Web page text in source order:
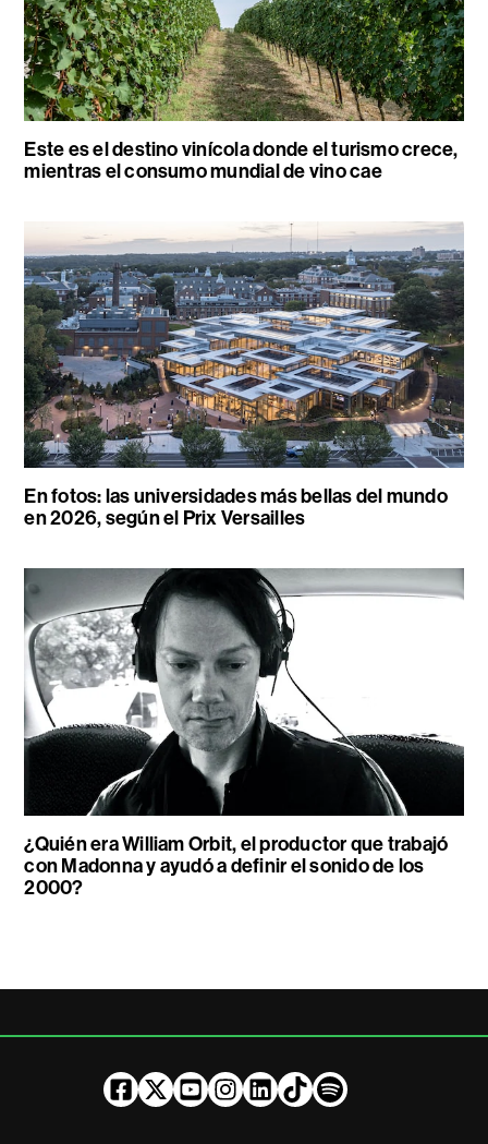
Este es el destino vinícola donde el turismo crece,
mientras el consumo mundial de vino cae
En fotos: las universidades más bellas del mundo
en 2026, según el Prix Versailles
¿Quién era William Orbit, el productor que trabajó
con Madonna y ayudó a definir el sonido de los
2000?